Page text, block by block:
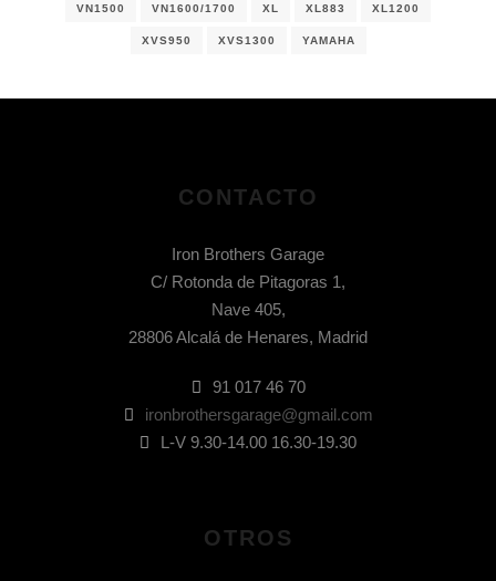
VN1500 VN1600/1700 XL XL883 XL1200
XVS950 XVS1300 YAMAHA
CONTACTO
Iron Brothers Garage
C/ Rotonda de Pitagoras 1,
Nave 405,
28806 Alcalá de Henares, Madrid
91 017 46 70
ironbrothersgarage@gmail.com
L-V 9.30-14.00 16.30-19.30
OTROS